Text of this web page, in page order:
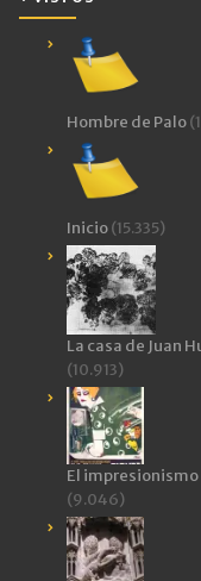
Hombre de Palo
Inicio(15.335)
La casa de Juan
(10.913)
El
(9.046)